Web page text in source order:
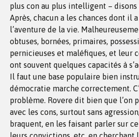
plus con au plus intelligent – disons
Après, chacun a les chances dont il
l’aventure de la vie.
obtuses, bornées, primaires,
pernicieuses et maléfiques, et leur
ont souvent quelques capacités à
Il faut une base populaire bien
démocratie marche correctement.
problème. Rovere dit bien que l’on
avec les cons, surtout sans
braquent, en les faisant parler sur